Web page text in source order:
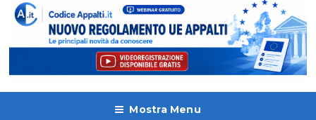
Mostra Menu